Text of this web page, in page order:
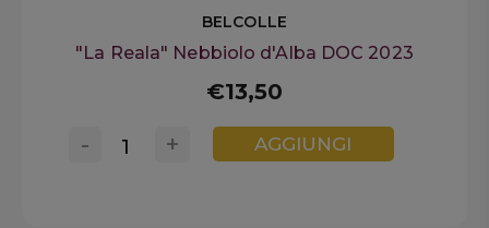
BELCOLLE
"La Reala" Nebbiolo d'Alba DOC 2023
€13,50
+
- AGGIUNGI